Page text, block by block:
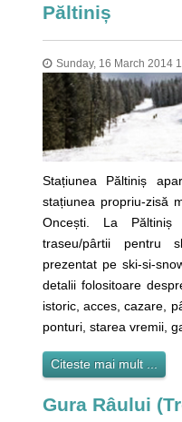
Păltiniș
Sunday, 16 March 2014
Stațiunea Păltiniș
stațiunea propriu-zisă
Oncești. La
traseu/pârtii pentru
prezentat pe ski-si-
detalii folositoare
istoric, acces, cazare,
ponturi, starea vremii,
Citeste mai mult ...
Gura Râului